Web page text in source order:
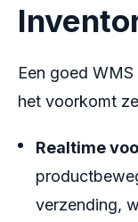
Een goed
het voorkomt
Realtime
verzending,